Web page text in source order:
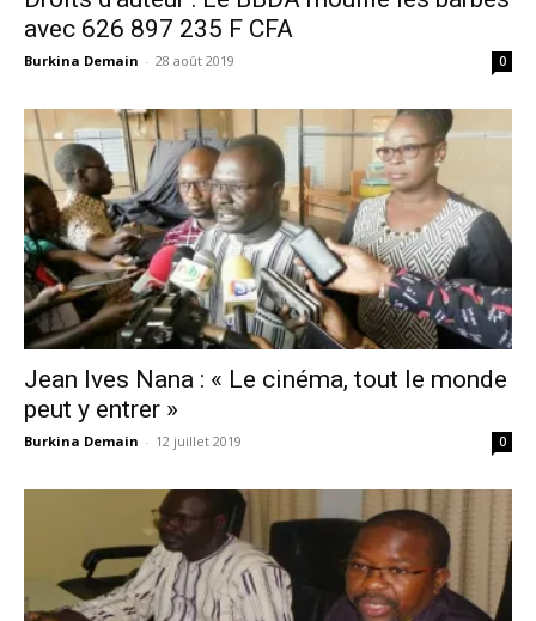
avec 626 897 235 F CFA
Burkina Demain - 28 août 2019 0
Jean Ives Nana : « Le cinéma, tout le monde
peut y entrer »
Burkina Demain - 12 juillet 2019 0